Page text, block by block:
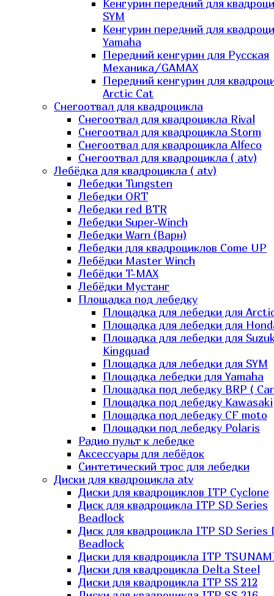
Кенгурин передний для
SYM
Кенгурин передний для
Yamaha
Передний кенгурин для Русская
Механика/GAMAX
Передний кенгурин для
Arctic Cat
Снегоотвал для квадроцикла
Снегоотвал для квадроцикла Rival
Снегоотвал для квадроцикла Storm
Снегоотвал для квадроцикла Alfeco
Снегоотвал для квадроцикла ( atv)
Лебёдка для квадроцикла ( atv)
Лебедки Tungsten
Лебедки ORT
Лебедки red BTR
Лебедки Super-Winch
Лебедки Warn (Варн)
Лебедки для квадроциклов Come UP
Лебёдки Master Winch
Лебёдки T-MAX
Лебёдки Мустанг
Площадка под лебедку
Площадка для лебедки для
Площадка для лебедки для
Площадка для лебедки для
Kingquad
Площадка для лебедки для SYM
Площадка лебедки для Yamaha
Площадка под лебедку BRP (
Площадка под лебедку Kawasaki
Площадка под лебедку СF moto
Площадки под лебедку Polaris
Радио пульт к лебедке
Аксессуары для лебёдок
Синтетический трос для лебедки
Диски для квадроцикла atv
Диски для квадроциклов ITP Cyclone
Диск для квадроцикла ITP SD Series
Beadlock
Диск для квадроцикла ITP SD Series
Beadlock
Диски для квадроцикла ITP
Диски для квадроцикла Delta Steel
Диски для квадроцикла ITP SS 212